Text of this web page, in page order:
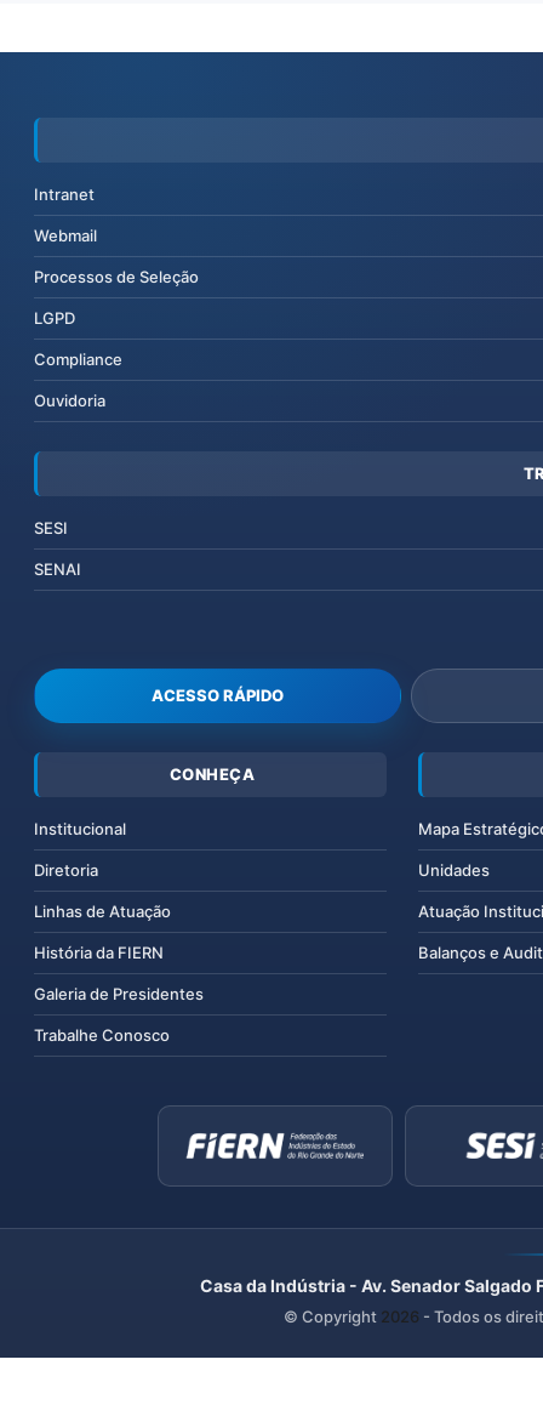
Intranet
Webmail
Processos de Seleção
LGPD
Compliance
Ouvidoria
SESI
SENAI
ACESSO RÁPIDO
CONHEÇA
Institucional
Diretoria
Linhas de Atuação
História da FIERN
Galeria de Presidentes
Trabalhe Conosco
Mapa
Unidades
Atuação
Balanços e
Casa da Indústria - Av. Senador
© Copyright 2026 - Todos os